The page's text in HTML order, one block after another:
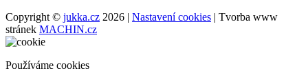
Copyright © jukka.cz 2026 | Nastavení cookies | Tvorba www
stránek MACHIN.cz
Používáme cookies